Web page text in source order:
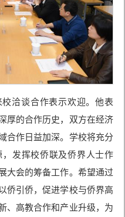
洽谈合作表示欢迎。他表
厚的合作历史，双方在经济
合作日益加深。学校将充分
发挥校侨联及侨界人士作
大会的筹备工作。希望通过
侨引侨，促进学校与侨界高
、高教合作和产业升级，为